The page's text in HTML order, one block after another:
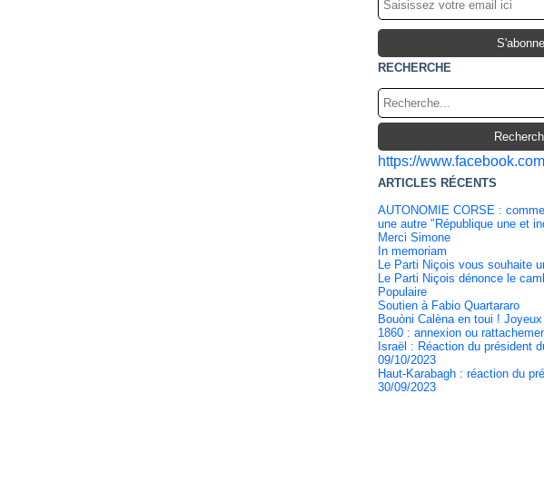
RECHERCHE
https://
ARTICLES RÉCENTS
AUTONOMIE CORSE :
une autre "République une et
Merci Simone
In memoriam
Le Parti Niçois vous souhaite
Le Parti Niçois dénonce le
Populaire
Soutien à Fabio Quartararo
Bouòni Calèna en toui !
1860 : annexion ou
Israël : Réaction du président
09/10/2023
Haut-Karabagh : réaction du
30/09/2023